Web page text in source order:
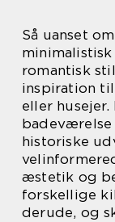
Så uanset
romantisk
inspiration
eller
badeværelse
historiske
æstetik og
forskellige
derude, og